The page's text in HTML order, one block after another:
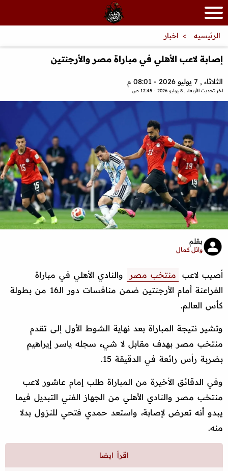
الرئيسيه اخبار
إصابة لاعب الأهلي في مباراة مصر والأرجنتين
الثلاثاء , 7 يوليو 2026 - 08:01 م
اخر تحديث الأربعاء , 8 يوليو 2026 - 12:45 ص
بقلم
وائل كمال
أصيب لاعب منتخب مصر
والنادي الأهلي في مباراة
الفراعنة أمام الأرجنتين ضمن منافسات دور الـ16 من بطولة
كأس العالم.
وتشير نتيجة المباراة بعد نهاية الشوط الأول إلى تقدم
منتخب مصر بهدف مقابل لا شيء سجله ياسر إيراهيم
بضربة رأس رائعة في الدقيقة 15.
وفي الدقائق الأخيرة من المباراة طلب إمام عاشور لاعب
منتخب مصر والنادي الأهلي من الجهاز الفني التبديل فيما
يبدو أنه تعرض لإصابة، واستعد حمدي فتحي للنزول بدلا
منه.